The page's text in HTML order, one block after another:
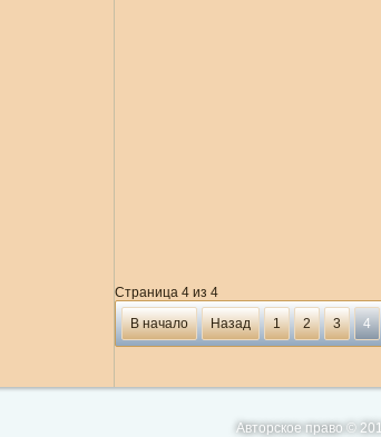
Страница 4 из 4
В начало
Назад 1 2 3 4
Авторское право ©